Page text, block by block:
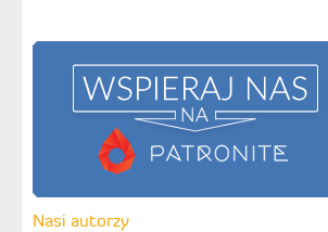
Nasi autorzy